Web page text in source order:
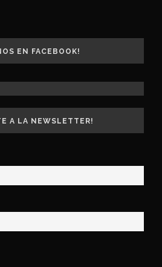
EN FACEBOOK!
A LA NEWSLETTER!